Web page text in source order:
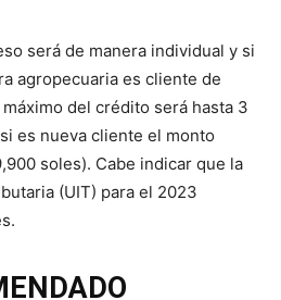
será de manera individual y si
agropecuaria es cliente de
del crédito será hasta 3
es nueva cliente el monto
soles). Cabe indicar que la
(UIT) para el 2023